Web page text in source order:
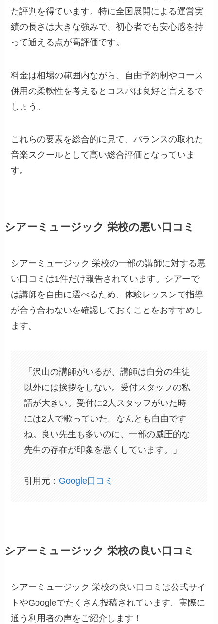
た評判を得ています。特に全国展開による運営実
績の長さは大きな強みで、初心者でも安心感を持
って通える点が高評価です。
料金は相場の範囲内ながら、自由予約制やコース
併用の柔軟性を考えるとコスパは良好と言えるで
しょう。
これらの要素を総合的に見て、バランスの取れた
音楽スクールとして高い総合評価となっていま
す。
シアーミュージック 栄校の悪い口コミ
シアーミュージック 栄校の一部の講師に対する悪
い口コミは1件だけ報告されています。シアーで
は講師を自由に選べるため、体験レッスンで指導
が合う合わないを確認しておくことをおすすめし
ます。
「沢山の講師がいるが、講師は自分の生徒
以外には挨拶をしない。受付スタッフの私
語が大きい。受付に2人スタッフがいた時
には2人で歌っていた。なんとも自由です
ね。良い先生も多いのに、一部の威圧的な
先生の存在が印象を悪くしています。」
引用元： Google口コミ
シアーミュージック 栄校の良い口コミ
シアーミュージック 栄校の良い口コミは公式サイ
トやGoogleでたくさん投稿されています。実際に
通う利用者の声をご紹介します！